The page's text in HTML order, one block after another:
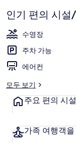
기
인기 편의 시설
수영장
주차 가능
에어컨
모두 보기
주요 편의 시
가족 여행객